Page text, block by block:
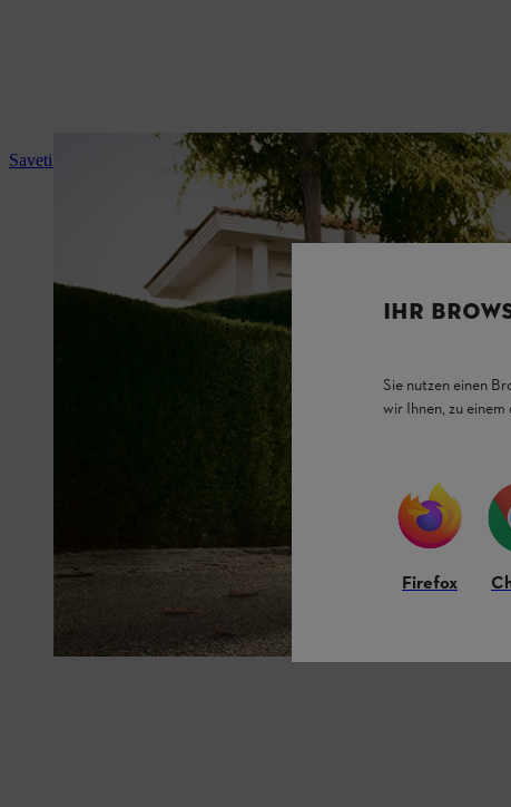
Saveti i upustva za upotrebu
IHR
Sie nutzen einen
wir Ihnen, zu
Firefox